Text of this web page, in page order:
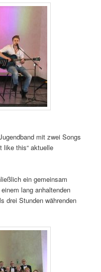
mit zwei Songs
like this“ aktuelle
ein gemeinsam
lang anhaltenden
drei Stunden währenden